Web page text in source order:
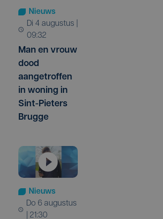
Nieuws
di 4 augustus |
09:32
Man en vrouw
dood
aangetroffen
in woning in
Sint-Pieters
Brugge
Nieuws
do 6 augustus
| 21:30